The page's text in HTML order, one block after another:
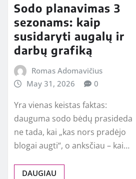
Sodo planavimas 3
sezonams: kaip
susidaryti augalų ir
darbų grafiką
Romas Adomavičius
May 31, 2026
0
Yra vienas keistas faktas:
dauguma sodo bėdų prasideda
ne tada, kai „kas nors pradėjo
blogai augti“, o anksčiau – kai…
DAUGIAU